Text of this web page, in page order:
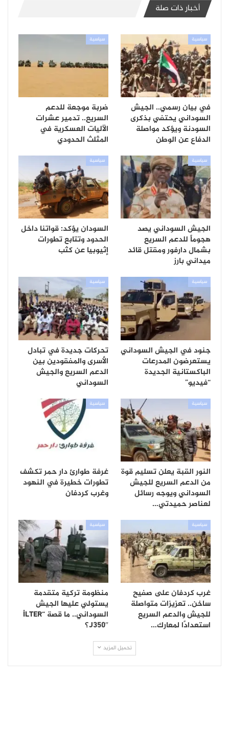
أخبار ذات صلة
سياسية
في بيان رسمي.. الجيش
السوداني يحتفي بذكرى
السودنة ويؤكد مواصلة
الدفاع عن الوطن
سياسية
ضربة موجعة للدعم
السريع.. تدمير عشرات
الآليات العسكرية في
المثلث الحدودي
سياسية
الجيش السوداني يصد
هجوماً للدعم السريع
بشمال دارفور ومقتل قائد
ميداني بارز
سياسية
السودان يؤكد: قواتنا داخل
الحدود وتتابع تطورات
إثيوبيا عن كثب
سياسية
جنود في الجيش السوداني
يستعرضون المدرعات
الباكستانية الجديدة
“فيديو”
سياسية
تحركات جديدة في تبادل
الأسرى والمفقودين بين
الدعم السريع والجيش
السوداني
سياسية
النور القبة يعلن تسليم قوة
من الدعم السريع للجيش
السوداني ويوجه رسائل
لعناصر حميدتي…
سياسية
غرفة طوارئ دار حمر تكشف
تطورات خطيرة في النهود
وغرب كردفان
سياسية
غرب كردفان على صفيح
ساخن.. تعزيزات متواصلة
للجيش والدعم السريع
استعدادًا لمعارك…
سياسية
منظومة تركية متقدمة
يستولي عليها الجيش
السوداني.. ما قصة “İLTER
J350″؟
تحميل المزيد